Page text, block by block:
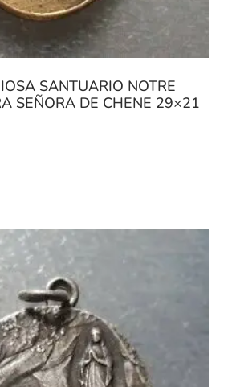
SANTUARIO NOTRE
SEÑORA DE CHENE 29×21